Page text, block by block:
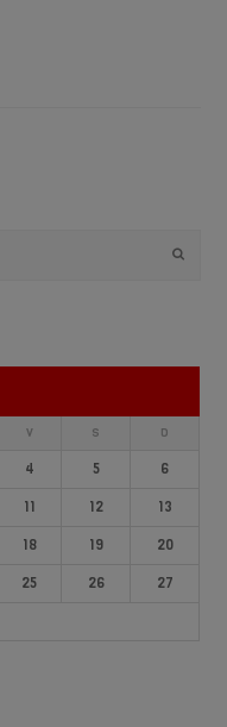
V S D
4 5
6
11 12
13
18 19
20
25 26
27